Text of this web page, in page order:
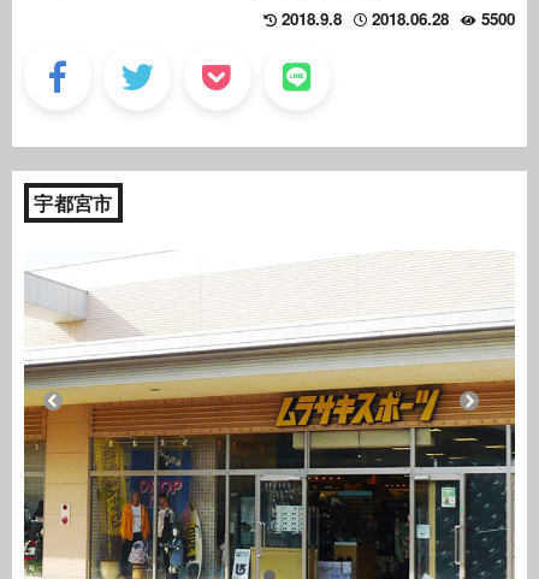
5500
2018.06.28
2018.9.8
宇都宮市